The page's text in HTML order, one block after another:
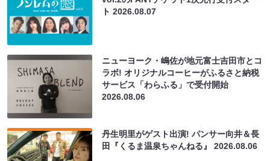
ト2026.08.07
ニューヨーク・嶋佐が地元富士吉田市とコ
ラボ! オリジナルコーヒーがふるさと納税
サービス「わらふる」で受付開始
2026.08.06
丹生明里がゲスト出演! パンサー向井＆長
田『くるま温泉ちゃんねる』2026.08.06